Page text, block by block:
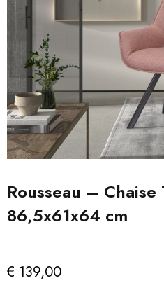
Rousseau – Chaise
86,5x61x64 cm
€ 139,00